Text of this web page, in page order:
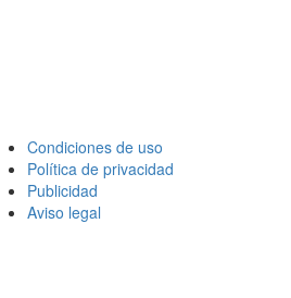
Condiciones de uso
Política de privacidad
Publicidad
Aviso legal